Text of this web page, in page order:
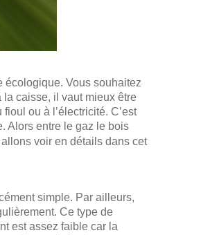
écologique. Vous souhaitez
caisse, il vaut mieux être
ou à l’électricité. C’est
Alors entre le gaz le bois
allons voir en détails dans cet
simple. Par ailleurs,
Ce type de
est assez faible car la